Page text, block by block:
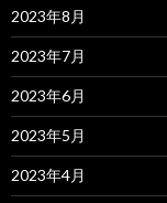
2023年8月
2023年7月
2023年6月
2023年5月
2023年4月